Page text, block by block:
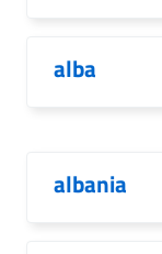
alba
albania